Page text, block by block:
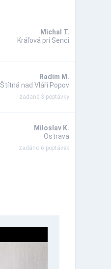
Michal T.
Kráľová pri Senci
Radim M.
Štítná nad Vláří Popov
zadané 3 poptávky
Miloslav K.
Ostrava
zadáno 6 poptávek